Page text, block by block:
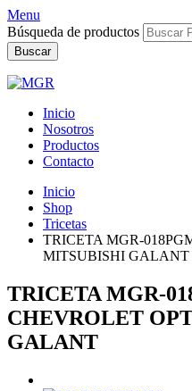
Menu
Búsqueda de productos
Buscar
Inicio
Nosotros
Productos
Contacto
Inicio
Shop
Tricetas
TRICETA MGR-
MITSUBISHI GALANT
TRICETA MGR-
CHEVROLET
GALANT